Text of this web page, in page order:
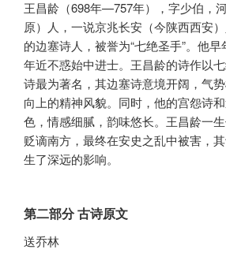
王昌龄（698年—757年），字少伯，
原）人，一说京兆长安（今陕西西安
的边塞诗人，被誉为“七绝圣手”。他早
年近不惑始中进士。王昌龄的诗作以
诗最为著名，其边塞诗意境开阔，气
向上的精神风貌。同时，他的宫怨诗
色，情感细腻，韵味悠长。王昌龄一
贬谪南方，最终在安史之乱中被害，
生了深远的影响。
第二部分 古诗原文
送乔林